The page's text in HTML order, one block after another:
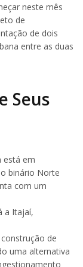
neste mês
de
de dois
entre as duas
Seus
está em
binário Norte
com um
a Itajaí,
de
uma alternativa